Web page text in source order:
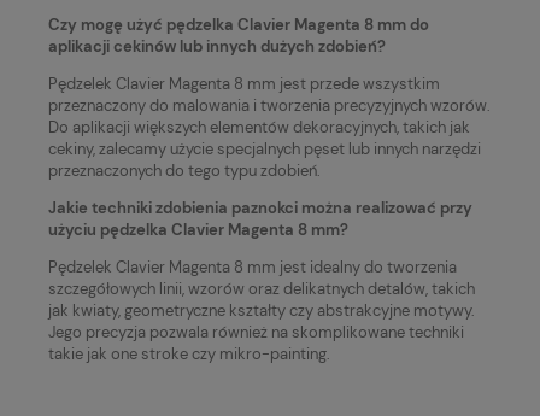
Czy mogę użyć pędzelka Clavier Magenta 8 mm do
aplikacji cekinów lub innych dużych zdobień?
Pędzelek Clavier Magenta 8 mm jest przede wszystkim
przeznaczony do malowania i tworzenia precyzyjnych wzorów.
Do aplikacji większych elementów dekoracyjnych, takich jak
cekiny, zalecamy użycie specjalnych pęset lub innych narzędzi
przeznaczonych do tego typu zdobień.
Jakie techniki zdobienia paznokci można realizować przy
użyciu pędzelka Clavier Magenta 8 mm?
Pędzelek Clavier Magenta 8 mm jest idealny do tworzenia
szczegółowych linii, wzorów oraz delikatnych detalów, takich
jak kwiaty, geometryczne kształty czy abstrakcyjne motywy.
Jego precyzja pozwala również na skomplikowane techniki
takie jak one stroke czy mikro-painting.